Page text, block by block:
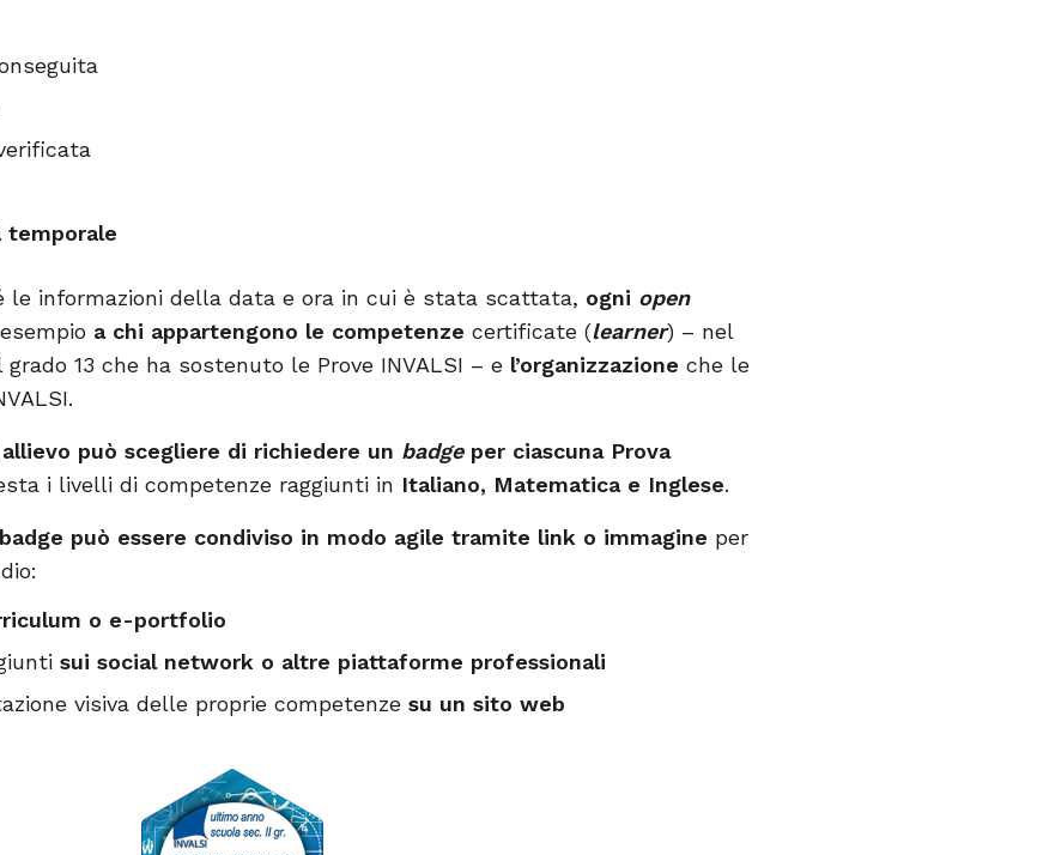
temporale
le informazioni della data e ora in cui è stata scattata, ogni open
a chi appartengono le competenze certificate (learner) – nel
13 che ha sostenuto le Prove INVALSI – e l’organizzazione che le
può scegliere di richiedere un badgeper ciascuna Prova
i livelli di competenze raggiunti in Italiano, Matematica e Inglese.
può essere condiviso in modo agile tramite link o immagine per
o e-portfolio
sui social network o altre piattaforme professionali
visiva delle proprie competenze su un sito web